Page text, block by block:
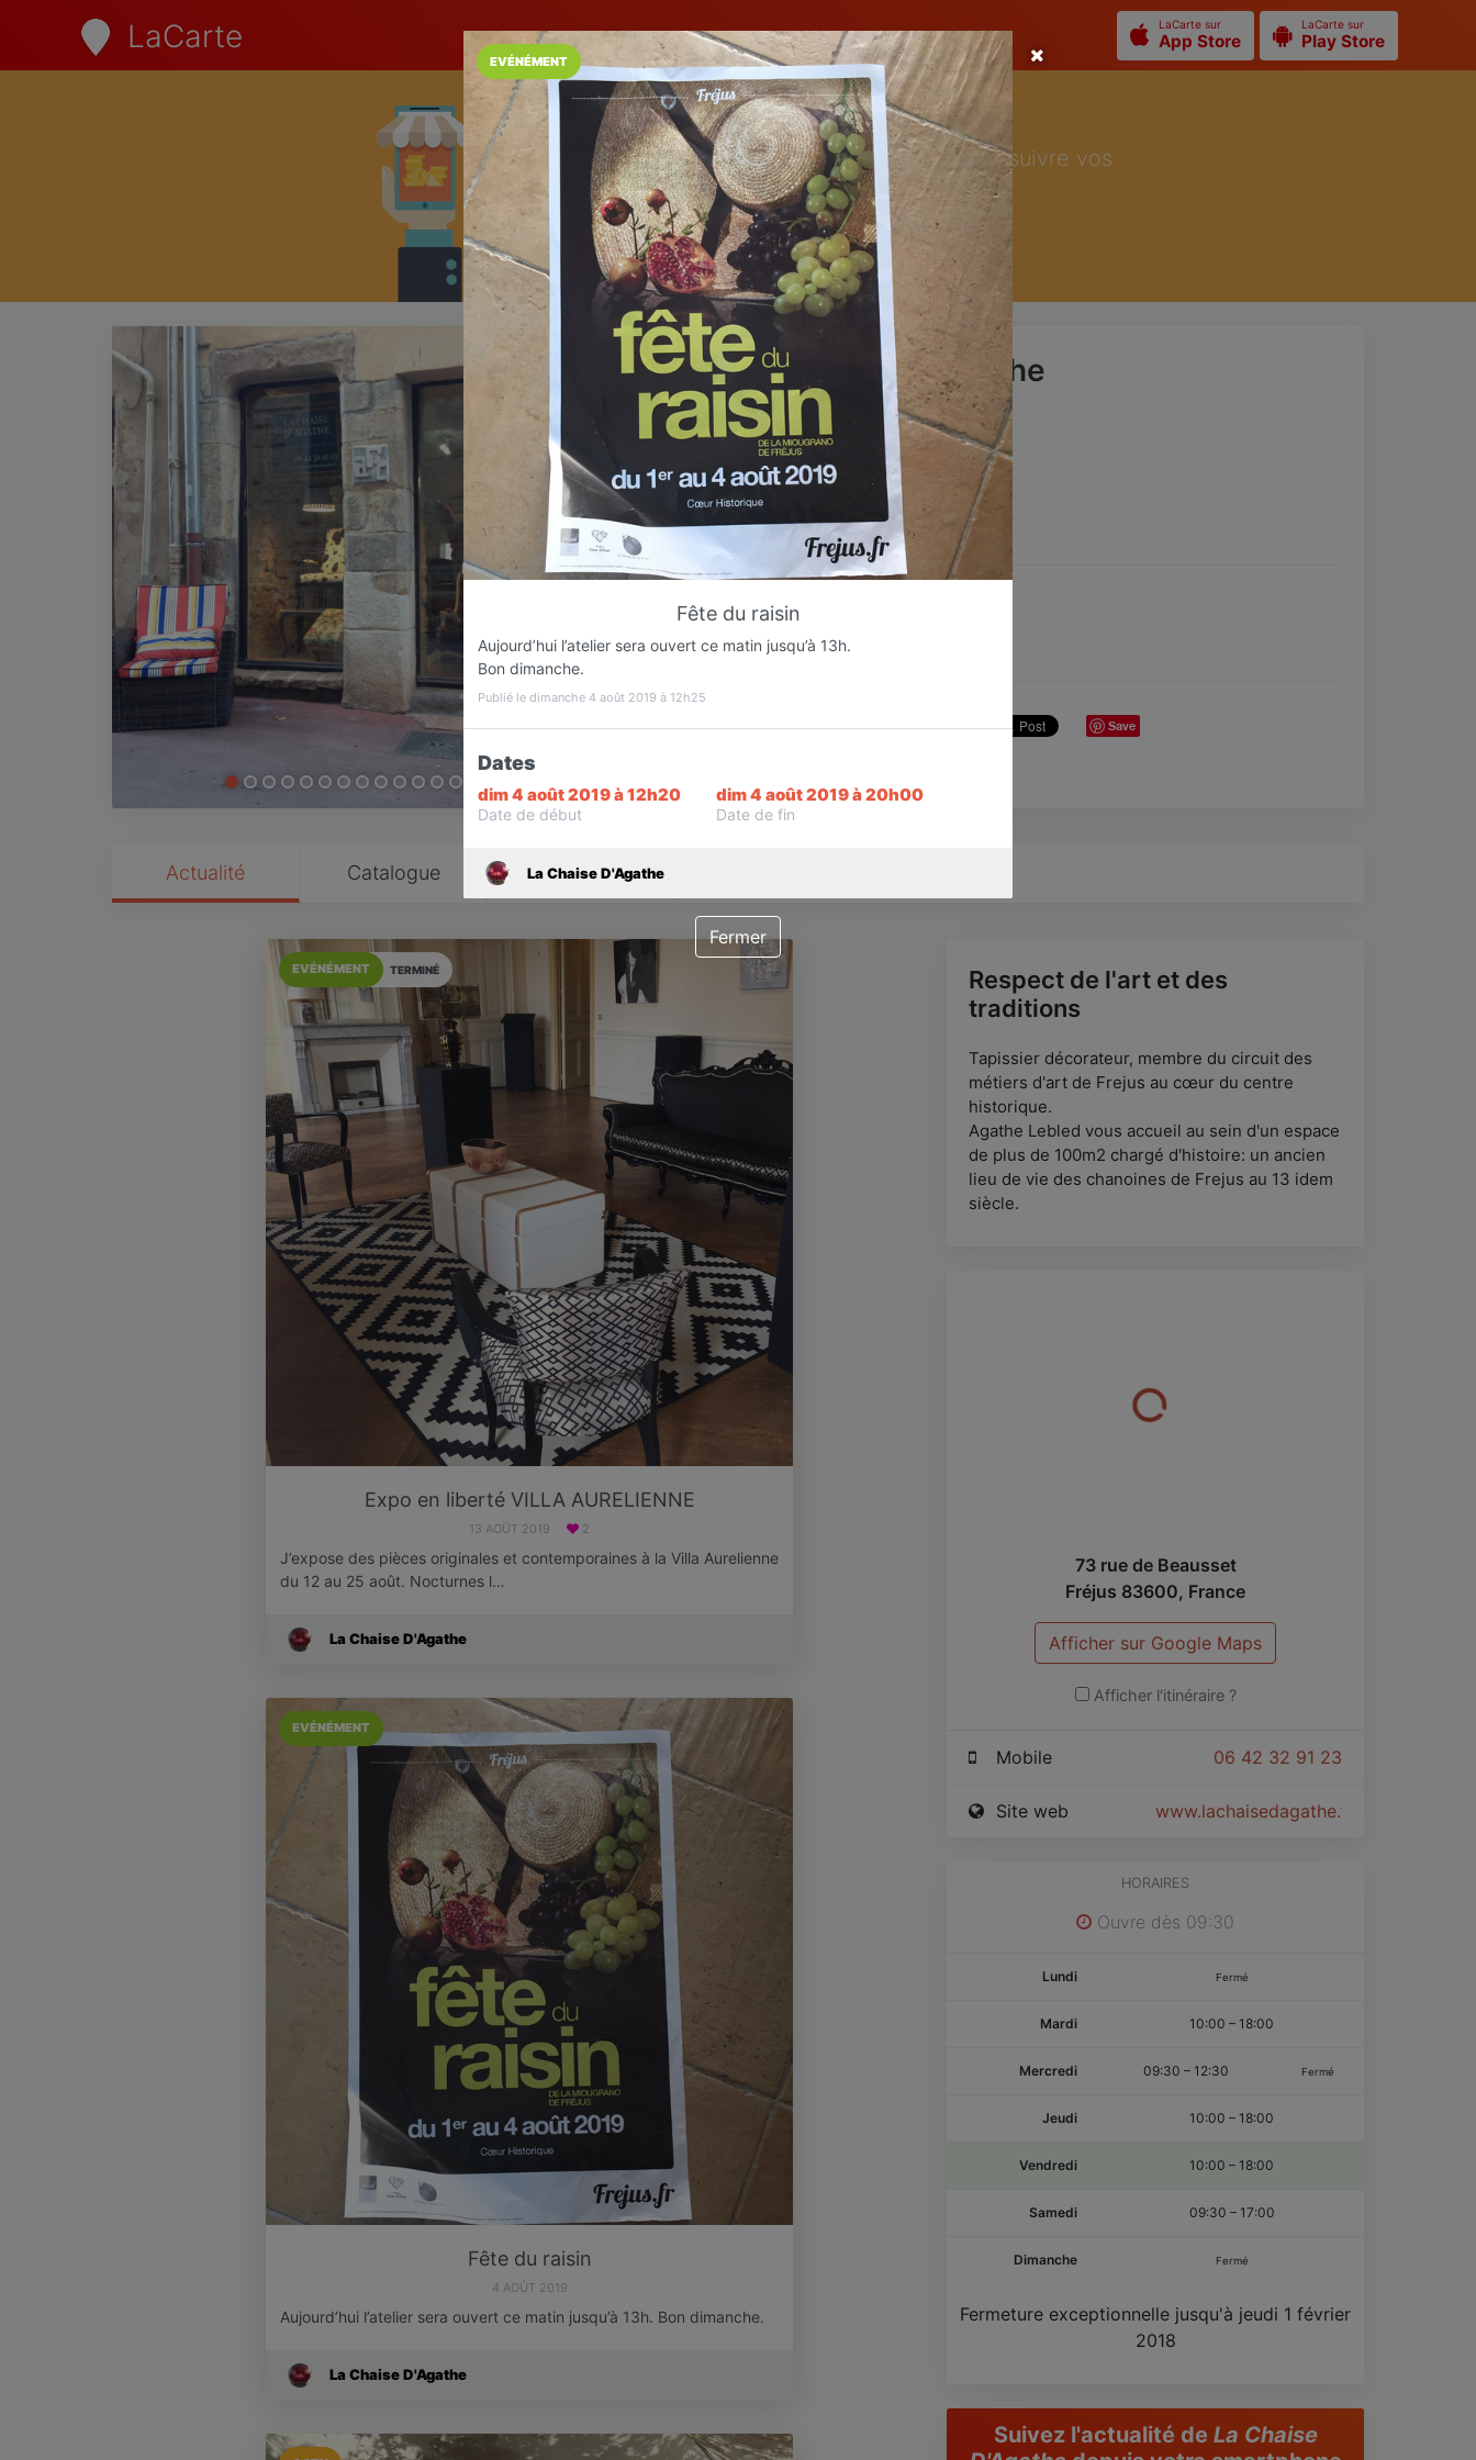
LaCarte LaCarte sur
App Store
LaCarte sur
Play Store
Installez l'App LaCarte
Téléchargez gratuitement l'app LaCarte pour suivre vos
commerces favoris et ne rien rater !
Télécharger Plus tard
La Chaise D'Agathe
Tapissier
Fréjus
Favori
Ouvre dès 09:30
Save
Actualité Catalogue Infos
TERMINÉ
EVÉNÉMENT
Expo en liberté VILLA AURELIENNE
13 AOÛT 2019 2
J’expose des pièces originales et contemporaines à la Villa Aurelienne
du 12 au 25 août. Nocturnes l…
La Chaise D'Agathe
EVÉNÉMENT
Fête du raisin
4 AOÛT 2019
Aujourd’hui l’atelier sera ouvert ce matin jusqu’à 13h. Bon dimanche.
La Chaise D'Agathe
Respect de l'art et des
traditions
Tapissier décorateur, membre du circuit des
métiers d'art de Frejus au cœur du centre
historique.
Agathe Lebled vous accueil au sein d'un espace
de plus de 100m2 chargé d'histoire: un ancien
lieu de vie des chanoines de Frejus au 13 idem
siècle.
73 rue de Beausset
Fréjus 83600, France
Afficher sur Google Maps
Afficher l'itinéraire ?
06 42 32 91 23
Mobile
www.lachaisedagathe.fr
Site web
HORAIRES
Ouvre dès 09:30
Lundi Fermé
Mardi 10:00 – 18:00
Mercredi 09:30 – 12:30 Fermé
Jeudi 10:00 – 18:00
Vendredi 10:00 – 18:00
Samedi 09:30 – 17:00
Dimanche Fermé
Fermeture exceptionnelle jusqu'à jeudi 1 février
2018
Suivez l'actualité de La Chaise
EVÉNÉMENT
Fête du raisin
Aujourd’hui l’atelier sera ouvert ce matin jusqu’à 13h.
Bon dimanche.
Publié le dimanche 4 août 2019 à 12h25
Dates
dim 4 août 2019 à 12h20
Date de début
dim 4 août 2019 à 20h00
Date de fin
La Chaise D'Agathe
Fermer